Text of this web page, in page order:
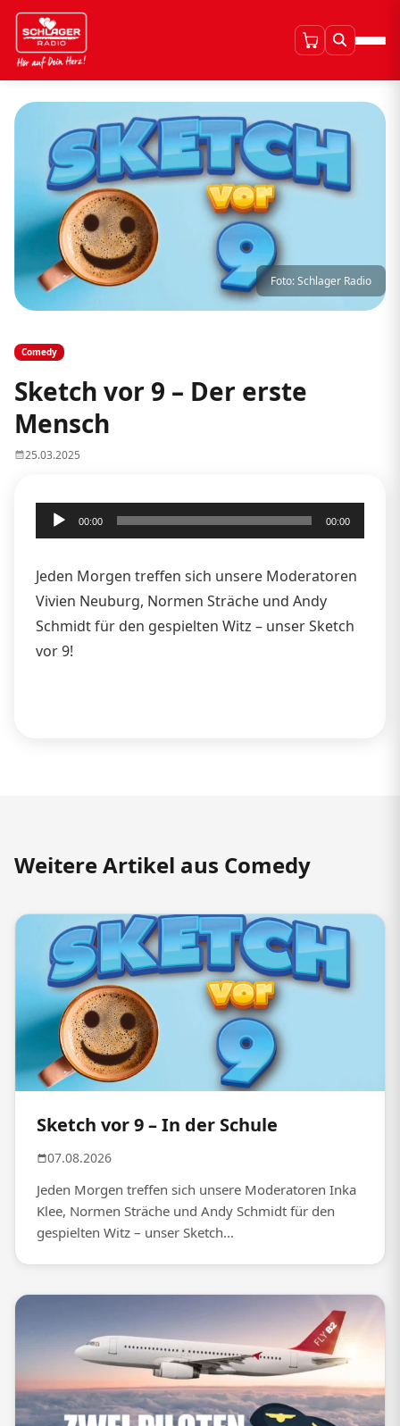
Foto: Schlager Radio
Comedy
Sketch vor 9 – Der erste
Mensch
25.03.2025
Audio-
Player
00:00 00:00
Jeden Morgen treffen sich unsere Moderatoren
Vivien Neuburg, Normen Sträche und Andy
Schmidt für den gespielten Witz – unser Sketch
vor 9!
Weitere Artikel aus Comedy
Sketch vor 9 – In der Schule
07.08.2026
Jeden Morgen treffen sich unsere Moderatoren Inka
Klee, Normen Sträche und Andy Schmidt für den
gespielten Witz – unser Sketch...